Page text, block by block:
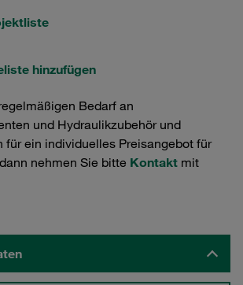
hinzufügen
Bedarf an
und Hydraulikzubehör und
für ein individuelles Preisangebot für
nehmen Sie bitte Kontakt mit